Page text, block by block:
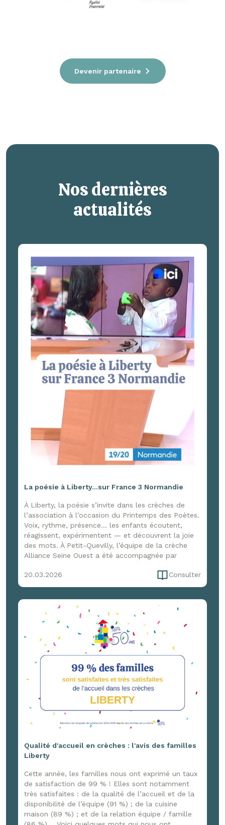
Devenir partenaire
Nos dernières
actualités
La poésie à Liberty...sur France 3 Normandie
À Liberty, la poésie s’invite dans les crèches de
l’association à l’occasion du Printemps des Poètes.
Voix, rythme, présence… les enfants écoutent,
réagissent, expérimentent — et découvrent la joie
des mots. À Petit-Quevilly, l’équipe de la crèche
Alliance Seine Ouest a été accompagnée par
immersion de trois jours, entre formation et
expérimentation, pour faire vivre la poésie dans le
France 3 Normandie, venu capter ces joyeux
moments ! Un reportage à retrouver ici :
www.youtube.com/watch?v=G4DpxNk84jg
20.03.2026 Consulter
Qualité d'accueil en crèches : l'avis des familles
Liberty
Cette année, les familles nous ont exprimé un taux
de satisfaction de 99 % ! Elles sont notamment
très satisfaites : de la qualité de l’accueil et de la
disponibilité de l’équipe (91 %) ; de la cuisine
maison (89 %) ; et de la relation équipe / famille